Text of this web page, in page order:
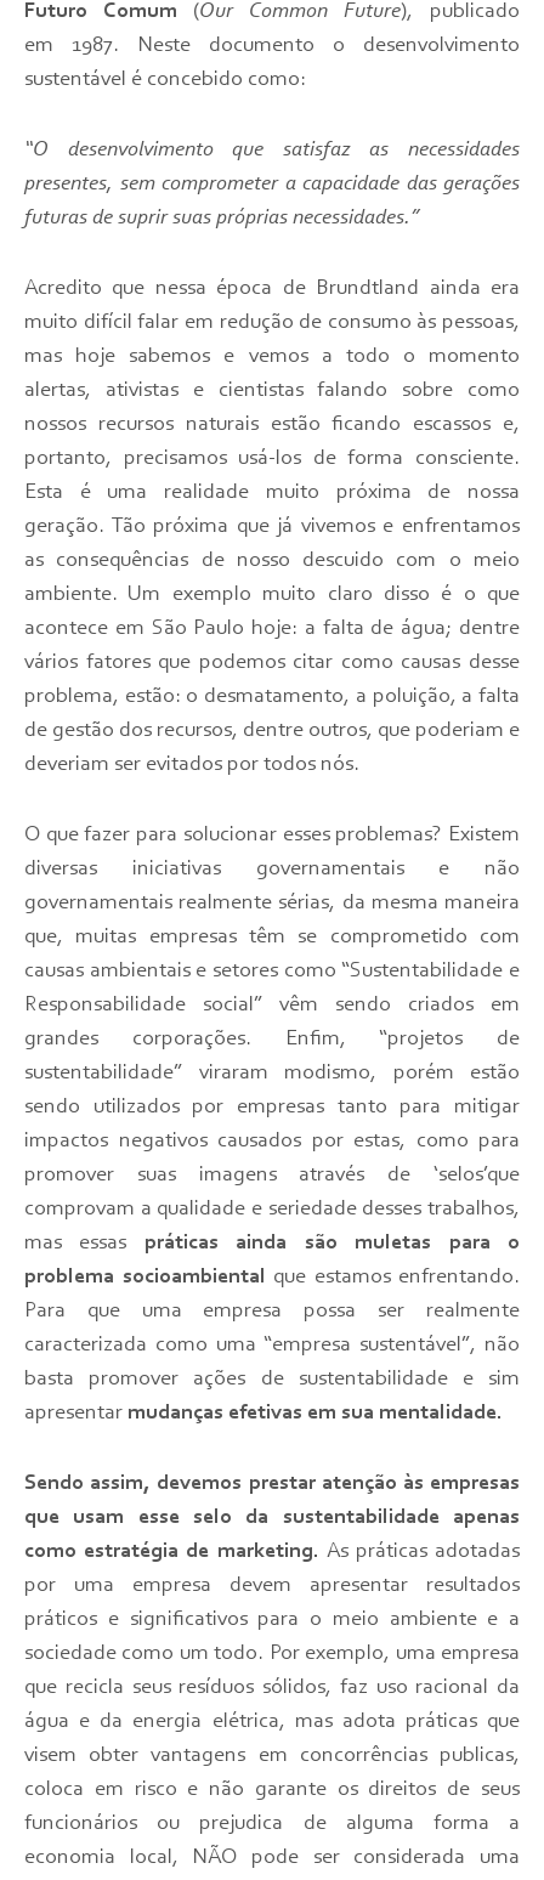
Futuro Comum (Our Common Future), publicado
em 1987. Neste documento o desenvolvimento
sustentável é concebido como:
“O desenvolvimento que satisfaz as necessidades
presentes, sem comprometer a capacidade das gerações
futuras de suprir suas próprias necessidades.”
Acredito que nessa época de Brundtland ainda era
muito difícil falar em redução de consumo às pessoas,
mas hoje sabemos e vemos a todo o momento
alertas, ativistas e cientistas falando sobre como
nossos recursos naturais estão ficando escassos e,
portanto, precisamos usá-los de forma consciente.
Esta é uma realidade muito próxima de nossa
geração. Tão próxima que já vivemos e enfrentamos
as consequências de nosso descuido com o meio
ambiente. Um exemplo muito claro disso é o que
acontece em São Paulo hoje: a falta de água; dentre
vários fatores que podemos citar como causas desse
problema, estão: o desmatamento, a poluição, a falta
de gestão dos recursos, dentre outros, que poderiam e
deveriam ser evitados por todos nós.
O que fazer para solucionar esses problemas? Existem
diversas iniciativas governamentais e não
governamentais realmente sérias, da mesma maneira
que, muitas empresas têm se comprometido com
causas ambientais e setores como “Sustentabilidade e
Responsabilidade social” vêm sendo criados em
grandes corporações. Enfim, “projetos de
sustentabilidade” viraram modismo, porém estão
sendo utilizados por empresas tanto para mitigar
impactos negativos causados por estas, como para
promover suas imagens através de ‘selos’que
comprovam a qualidade e seriedade desses trabalhos,
mas essas práticas ainda são muletas para o
problema socioambiental que estamos enfrentando.
Para que uma empresa possa ser realmente
caracterizada como uma “empresa sustentável”, não
basta promover ações de sustentabilidade e sim
apresentar mudanças efetivas em sua mentalidade.
Sendo assim, devemos prestar atenção às empresas
que usam esse selo da sustentabilidade apenas
como estratégia de marketing. As práticas adotadas
por uma empresa devem apresentar resultados
práticos e significativos para o meio ambiente e a
sociedade como um todo. Por exemplo, uma empresa
que recicla seus resíduos sólidos, faz uso racional da
água e da energia elétrica, mas adota práticas que
visem obter vantagens em concorrências publicas,
coloca em risco e não garante os direitos de seus
funcionários ou prejudica de alguma forma a
economia local, NÃO pode ser considerada uma